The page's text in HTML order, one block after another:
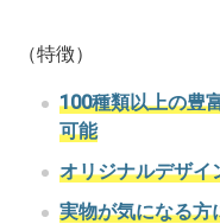
（特徴）
100種類以上の豊
可能
オリジナルデザイ
実物が気になる方